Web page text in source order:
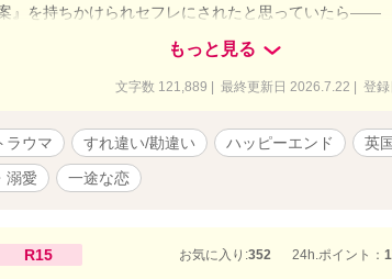
』を持ちかけられセフレにされたと思っていたら――
まの貴女を放ってなんておけないよ。そんな体質治して
、俺のこと信じて」 過去の恋に傷つき恋を諦めた女医と
たホテル御曹司の、セフレから始まるジレあま執着ラ
門医を目指している内科専門医 ＊神楽木零（31歳）か
イ･エドワード･ハミルトン）＊ 世界最大ホテルチェー
ル・インターナショナル」の日本エリア統括支配人、
いう異色の経歴を持つ。 ❥・ ┈┈༚˳ . ୨‪‪❤︎‬୧ . ˳༚┈┈ ・❥
※この作品はフィクションです。実在の人物・団体と
ません ※随時概要含め本文の改稿や修正等をしていま
もっと見る
文字数 121,889 | 最終更新日 2026.7.22 | 登
ラウマ すれ違い/勘違い ハッピーエンド
英
溺愛 一途な恋
R15 お気に入り:352 24h.ポイント：